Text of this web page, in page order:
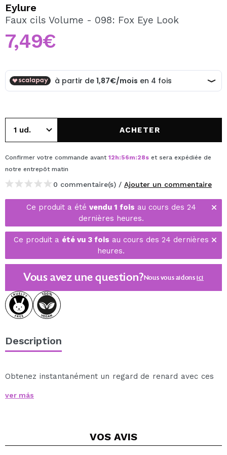
En créant un compte sur Maquibeauty.fr vous pourrez
effectuer vos achats rapidement, vérifier l'état de vos
commandes et consulter vos opérations précédentes.
CRÉER UN COMPTE
Eylure
Faux cils Volume - 098: Fox Eye Look
7,49€
ACHETER
Confirmer votre commande avant 12h:56m:28s et sera expédiée de
notre entrepôt matin
0 commentaire(s) / Ajouter un commentaire
Ce produit a été vendu 1 fois au cours des 24
dernières heures.
Ce produit a été vu 3 fois au cours des 24 dernières
heures.
Vous avez une question?Nous vous aidonsici
Description
Obtenez instantanément un regard de renard avec ces
visuellement votre regard.
ver más
VOS AVIS